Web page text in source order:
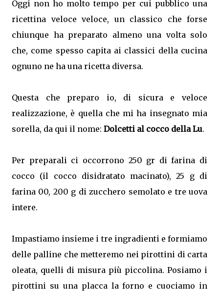
Oggi non ho molto tempo per cui pubblico una
ricettina veloce veloce, un classico che forse
chiunque ha preparato almeno una volta solo
che, come spesso capita ai classici della cucina
ognuno ne ha una ricetta diversa.
Questa che preparo io, di sicura e veloce
realizzazione, è quella che mi ha insegnato mia
sorella, da qui il nome: Dolcetti al cocco della Lu.
Per preparali ci occorrono 250 gr di farina di
cocco (il cocco disidratato macinato), 25 g di
farina 00, 200 g di zucchero semolato e tre uova
intere.
Impastiamo insieme i tre ingradienti e formiamo
delle palline che metteremo nei pirottini di carta
oleata, quelli di misura più piccolina. Posiamo i
pirottini su una placca la forno e cuociamo in